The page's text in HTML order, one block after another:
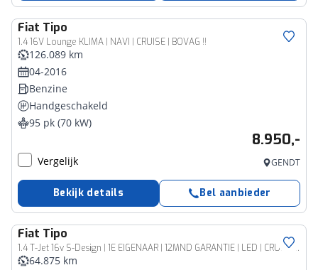
Fiat Tipo
1.4 16V Lounge KLIMA | NAVI | CRUISE | BOVAG !!
126.089 km
04-2016
Benzine
Handgeschakeld
95 pk (70 kW)
8.950,-
Vergelijk GENDT
Bekijk details Bel aanbieder
Fiat Tipo
1.4 T-Jet 16v S-Design | 1E EIGENAAR | 12MND GARANTIE | LED | CRUISE | NAVI | AIRCO | LMV |
64.875 km